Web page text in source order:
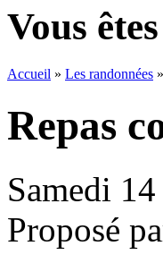
Vous
Accueil » Les randonnées »
Repas
Samedi
Proposé